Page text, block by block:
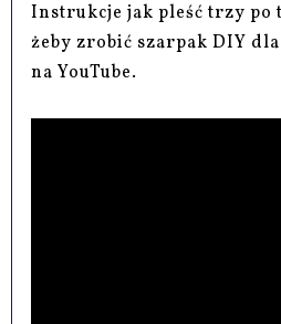
Instrukcje jak pleść trzy po
żeby zrobić szarpak DIY
na YouTube.